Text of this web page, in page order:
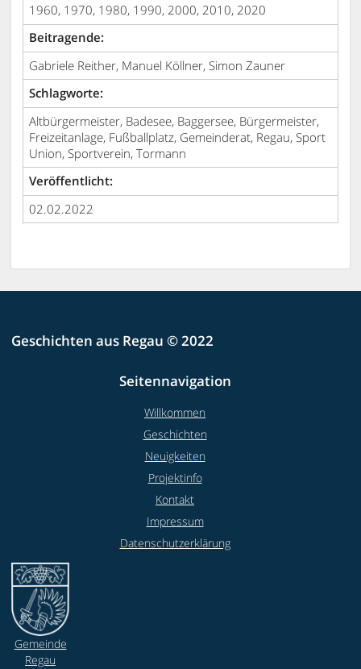
1960, 1970, 1980, 1990, 2000, 2010, 2020
Beitragende:
Gabriele Reither, Manuel Köllner, Simon Zauner
Schlagworte:
Altbürgermeister, Badesee, Baggersee, Bürgermeister,
Freizeitanlage, Fußballplatz, Gemeinderat, Regau, Sport
Union, Sportverein, Tormann
Veröffentlicht:
02.02.2022
Geschichten aus Regau © 2022
Seitennavigation
Willkommen
Geschichten
Neuigkeiten
Projektinfo
Kontakt
Impressum
Datenschutzerklärung
Gemeinde
Regau